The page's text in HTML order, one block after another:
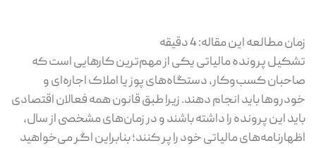
زمان مطالعه این مقاله:4دقیقه
تشکیل پرونده مالیاتی یکی از مهم‌ترین کارهایی است که
صاحبان کسب‌وکار، دستگاه‌های پوز یا املاک اجاره‌ای و
خودروها باید انجام دهند. زیرا طبق قانون همه فعالان اقتصادی
باید این پرونده را داشته باشند و در زمان‌های مشخصی از سال،
اظهارنامه‌های مالیاتی خود را پر کنند؛ بنابراین اگر می‌خواهید